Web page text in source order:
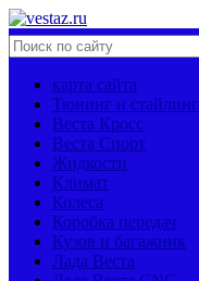
карта сайта
Тюнинг и стайлинг
Веста Кросс
Веста Спорт
Жидкости
Климат
Колеса
Коробка передач
Кузов и багажник
Лада Веста